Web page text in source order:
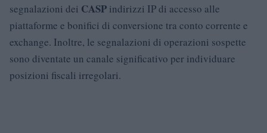
segnalazioni dei CASP indirizzi IP di accesso alle
piattaforme e bonifici di conversione tra conto corrente e
exchange. Inoltre, le segnalazioni di operazioni sospette
sono diventate un canale significativo per individuare
posizioni fiscali irregolari.